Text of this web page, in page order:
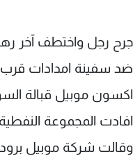
جرح رجل واختطف آخر
ضد سفينة امدادات
اكسون موبيل قبالة
افادت المجموعة النفطية
وقالت شركة موبيل
إقتصاد
منوعات
كأس العالم